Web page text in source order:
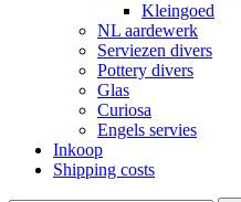
Kleingoed
NL aardewerk
Serviezen divers
Pottery divers
Glas
Curiosa
Engels servies
Inkoop
Shipping costs